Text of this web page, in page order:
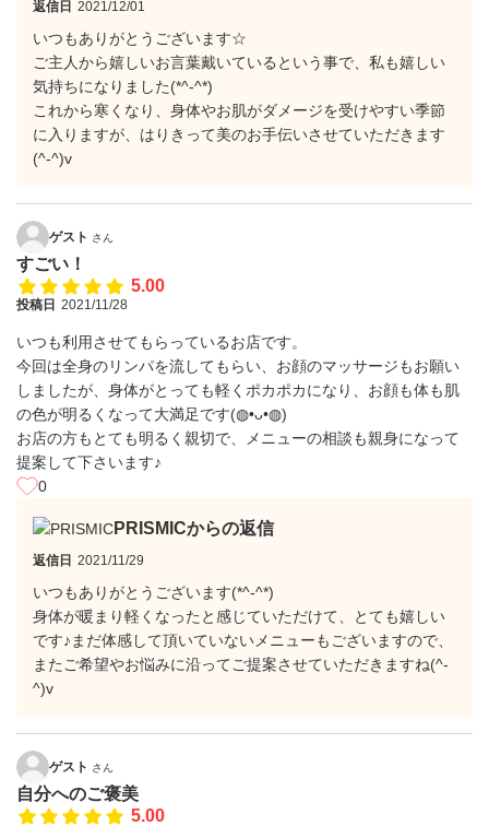
返信日 2021/12/01
いつもありがとうございます☆
ご主人から嬉しいお言葉戴いているという事で、私も嬉しい
気持ちになりました(*^-^*)
これから寒くなり、身体やお肌がダメージを受けやすい季節
に入りますが、はりきって美のお手伝いさせていただきます
(^-^)v
ゲスト さん
すごい！
5.00
投稿日 2021/11/28
いつも利用させてもらっているお店です。
今回は全身のリンパを流してもらい、お顔のマッサージもお願い
しましたが、身体がとっても軽くポカポカになり、お顔も体も肌
の色が明るくなって大満足です(◍•ᴗ•◍)
お店の方もとても明るく親切で、メニューの相談も親身になって
提案して下さいます♪
0
PRISMICからの返信
返信日 2021/11/29
いつもありがとうございます(*^-^*)
身体が暖まり軽くなったと感じていただけて、とても嬉しい
です♪まだ体感して頂いていないメニューもございますので、
またご希望やお悩みに沿ってご提案させていただきますね(^-
^)v
ゲスト さん
自分へのご褒美
5.00